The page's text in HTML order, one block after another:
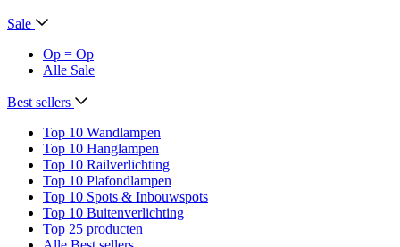
Sale
Op = Op
Alle Sale
Best sellers
Top 10 Wandlampen
Top 10 Hanglampen
Top 10 Railverlichting
Top 10 Plafondlampen
Top 10 Spots & Inbouwspots
Top 10 Buitenverlichting
Top 25 producten